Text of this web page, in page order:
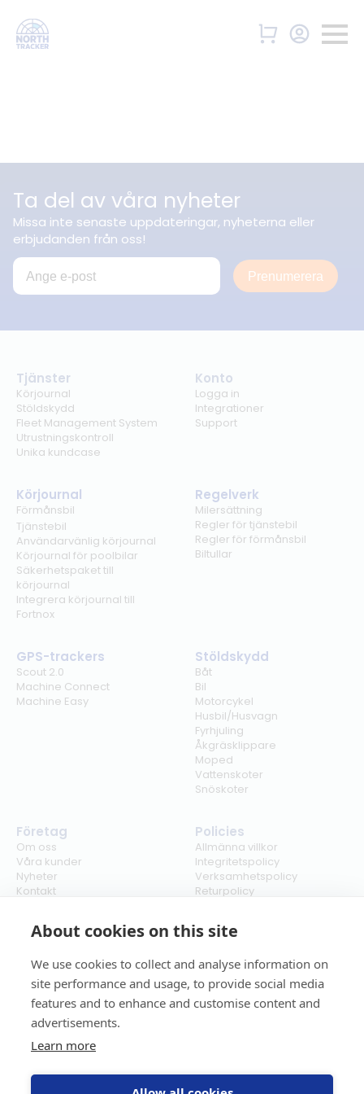
About cookies on this site
We use cookies to collect and analyse information on
site performance and usage, to provide social media
features and to enhance and customise content and
advertisements.
Learn more
Ta del av våra nyheter
Missa inte senaste uppdateringar, nyheterna eller
erbjudanden från oss!
Prenumerera
Tjänster
Körjournal
Stöldskydd
Fleet Management System
Utrustningskontroll
Unika kundcase
Konto
Logga in
Integrationer
Support
Körjournal
Förmånsbil
Tjänstebil
Användarvänlig körjournal
Körjournal för poolbilar
Säkerhetspaket till
körjournal
Integrera körjournal till
Fortnox
Regelverk
Milersättning
Regler för tjänstebil
Regler för förmånsbil
Biltullar
GPS-trackers
Scout 2.0
Machine Connect
Machine Easy
Stöldskydd
Båt
Bil
Motorcykel
Husbil/Husvagn
Fyrhjuling
Åkgräsklippare
Moped
Vattenskoter
Snöskoter
Företag
Om oss
Våra kunder
Nyheter
Kontakt
Policies
Allmänna villkor
Integritetspolicy
Verksamhetspolicy
Returpolicy
Cookies